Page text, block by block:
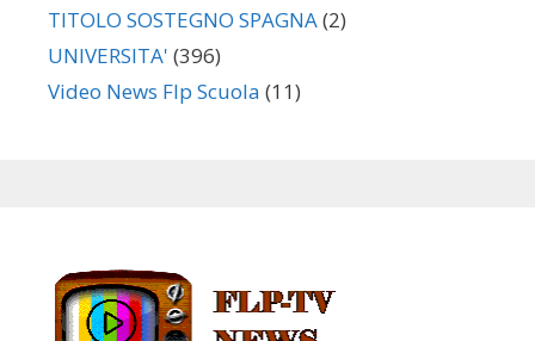
TITOLO SOSTEGNO SPAGNA(2)
UNIVERSITA' (396)
Video News Flp Scuola (11)